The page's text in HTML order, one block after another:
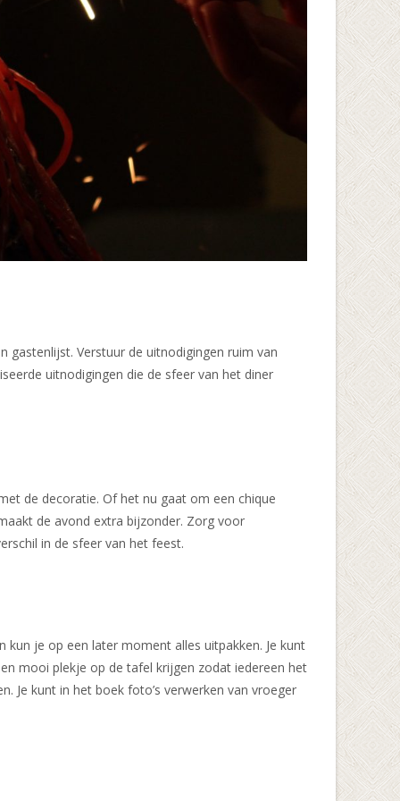
gastenlijst. Verstuur de uitnodigingen ruim van
uitnodigingen die de sfeer van het diner
de decoratie. Of het nu gaat om een chique
de avond extra bijzonder. Zorg voor
in de sfeer van het feest.
je op een later moment alles uitpakken. Je kunt
mooi plekje op de tafel krijgen zodat iedereen het
Je kunt in het boek foto’s verwerken van vroeger